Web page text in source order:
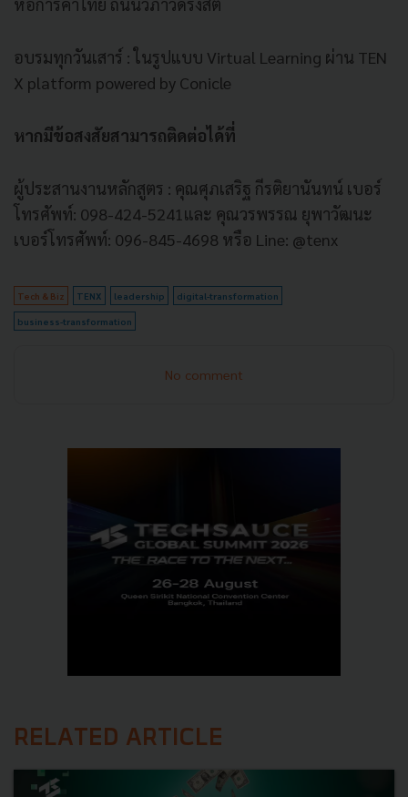
หอการค้าไทย ถนนวิภาวดีรังสิต
อบรมทุกวันเสาร์ : ในรูปแบบ Virtual Learning ผ่าน TEN
X platform powered by Conicle
หากมีข้อสงสัยสามารถติดต่อได้ที่
ผู้ประสานงานหลักสูตร : คุณศุภเสริฐ กีรติยานันทน์ เบอร์
โทรศัพท์: 098-424-5241และ คุณวรพรรณ ยุพาวัฒนะ
เบอร์โทรศัพท์: 096-845-4698 หรือ Line: @tenx
Tech & Biz TENX leadership digital-transformation
business-transformation
No comment
RELATED ARTICLE